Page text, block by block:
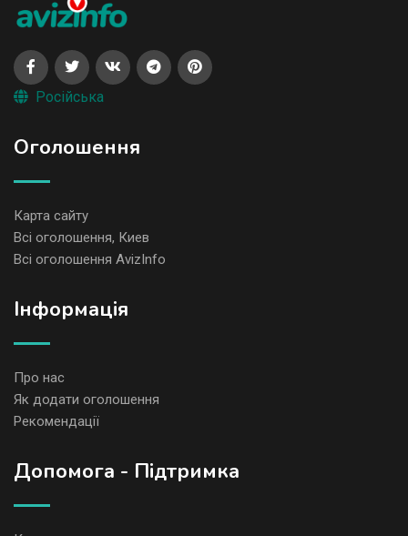
Російська
Оголошення
Карта сайту
Всі оголошення, Киев
Всі оголошення AvizInfo
Iнформація
Про нас
Як додати оголошення
Рекомендації
Допомога - Підтримка